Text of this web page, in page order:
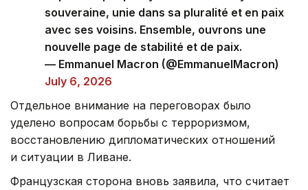
souveraine, unie dans sa pluralité et en paix
avec ses voisins. Ensemble, ouvrons une
nouvelle page de stabilité et de paix.
— Emmanuel Macron (@EmmanuelMacron)
July 6, 2026
Отдельное внимание на переговорах было
уделено вопросам борьбы с терроризмом,
восстановлению дипломатических отношений
и ситуации в Ливане.
Французская сторона вновь заявила, что считает